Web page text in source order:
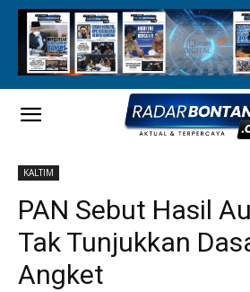
KALTIM
PAN Sebut Hasil
Tak Tunjukkan
Angket